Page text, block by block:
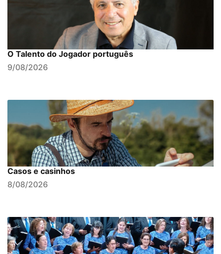
O Talento do Jogador português
9/08/2026
Casos e casinhos
8/08/2026